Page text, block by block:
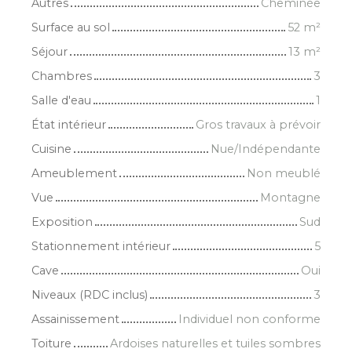
Surface au sol
52 m²
Séjour
13 m²
Chambres
3
Salle d'eau
1
État intérieur
Gros travaux à prévoir
Cuisine
Nue/Indépendante
Ameublement
Non meublé
Vue
Montagne
Exposition
Sud
Stationnement intérieur
5
Cave
Oui
Niveaux (RDC inclus)
3
Assainissement
Individuel non conforme
Toiture
Ardoises naturelles et tuiles sombres